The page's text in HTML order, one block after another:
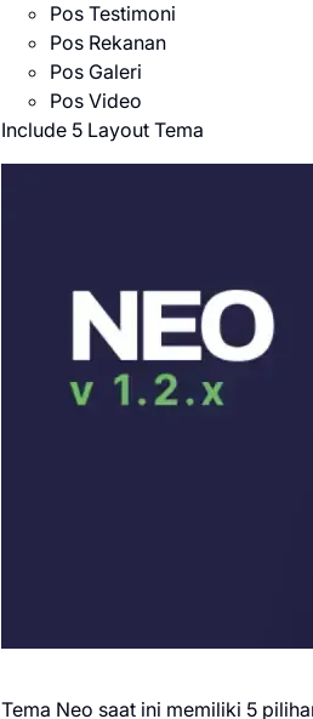
Pos Testimoni
Pos Rekanan
Pos Galeri
Pos Video
Include 5 Layout Tema
Tema Neo saat ini memiliki 5